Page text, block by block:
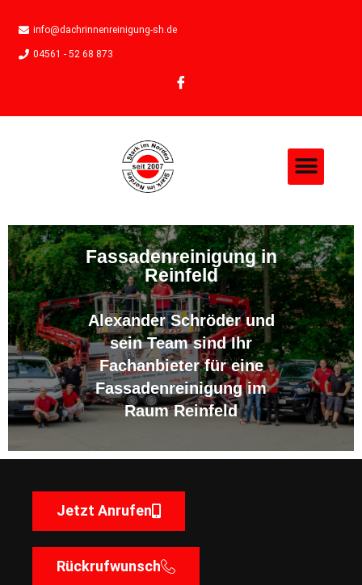
info@dachrinnenreinigung-sh.de
04561 - 52 68 873
Fassadenreinigung in
Reinfeld
Alexander Schröder und
sein Team sind Ihr
Fachanbieter für eine
Fassadenreinigung im
Raum Reinfeld
Jetzt Anrufen
Rückrufwunsch